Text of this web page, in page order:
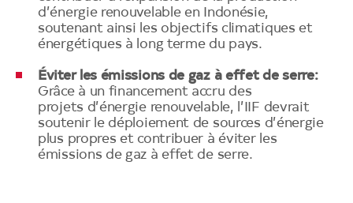
d’énergie renouvelable en Indonésie,
soutenant ainsi les objectifs climatiques et
énergétiques à long terme du pays.
Éviter les émissions de gaz à effet de serre:
Grâce à un financement accru des
projets d’énergie renouvelable, l’IIF devrait
soutenir le déploiement de sources d’énergie
plus propres et contribuer à éviter les
émissions de gaz à effet de serre.